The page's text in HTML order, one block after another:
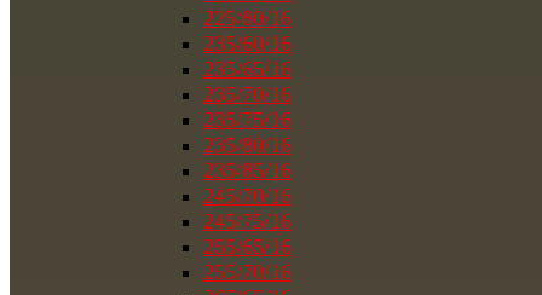
225/80/16
235/60/16
235/65/16
235/70/16
235/75/16
235/80/16
235/85/16
245/70/16
245/75/16
255/65/16
255/70/16